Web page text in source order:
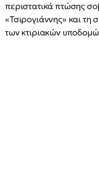
περιστατικά πτώσης
«Τσιρογιάννης» και τη
των κτιριακών